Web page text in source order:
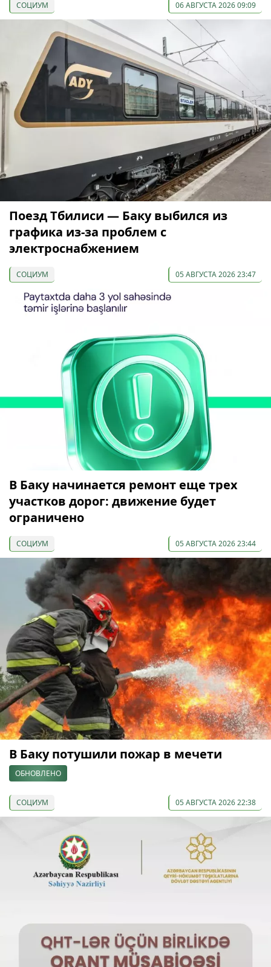
СОЦИУМ 06 АВГУСТА 2026 09:09
Поезд Тбилиси — Баку выбился из
графика из-за проблем с
электроснабжением
СОЦИУМ 05 АВГУСТА 2026 23:47
В Баку начинается ремонт еще трех
участков дорог: движение будет
ограничено
СОЦИУМ 05 АВГУСТА 2026 23:44
В Баку потушили пожар в мечети
ОБНОВЛЕНО
СОЦИУМ 05 АВГУСТА 2026 22:38